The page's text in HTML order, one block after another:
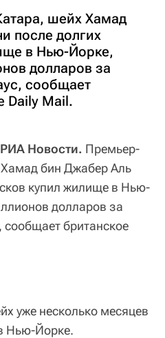
шейх Хамад
после долгих
в Нью-Йорке,
долларов за
сообщает
Daily Mail.
Новости. Премьер-
бин Джабер Аль
купил жилище в Нью-
долларов за
сообщает британское
уже несколько месяцев
Нью-Йорке.